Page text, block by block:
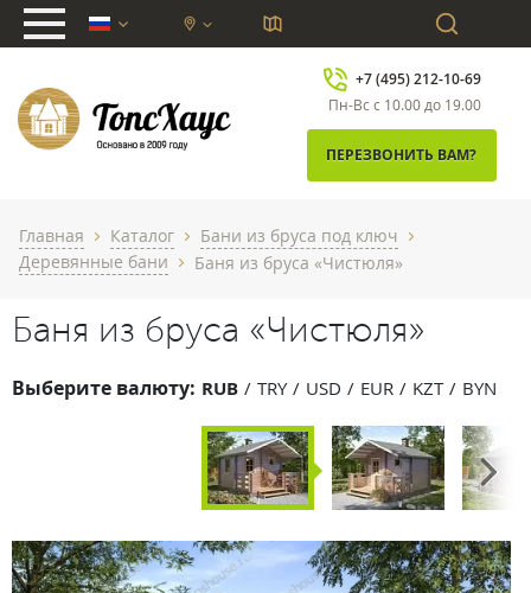
chevron_down
+7 (495) 212-10-69
Пн-Вс с 10.00 до 19.00
ПЕРЕЗВОНИТЬ ВАМ?
Главная chevron_right Каталог chevron_right Бани из бруса под ключ chevron_right
Деревянные бани chevron_right Баня из бруса «Чистюля»
Баня из бруса «Чистюля»
Выберите валюту: RUB TRY USD EUR KZT BYN
Next